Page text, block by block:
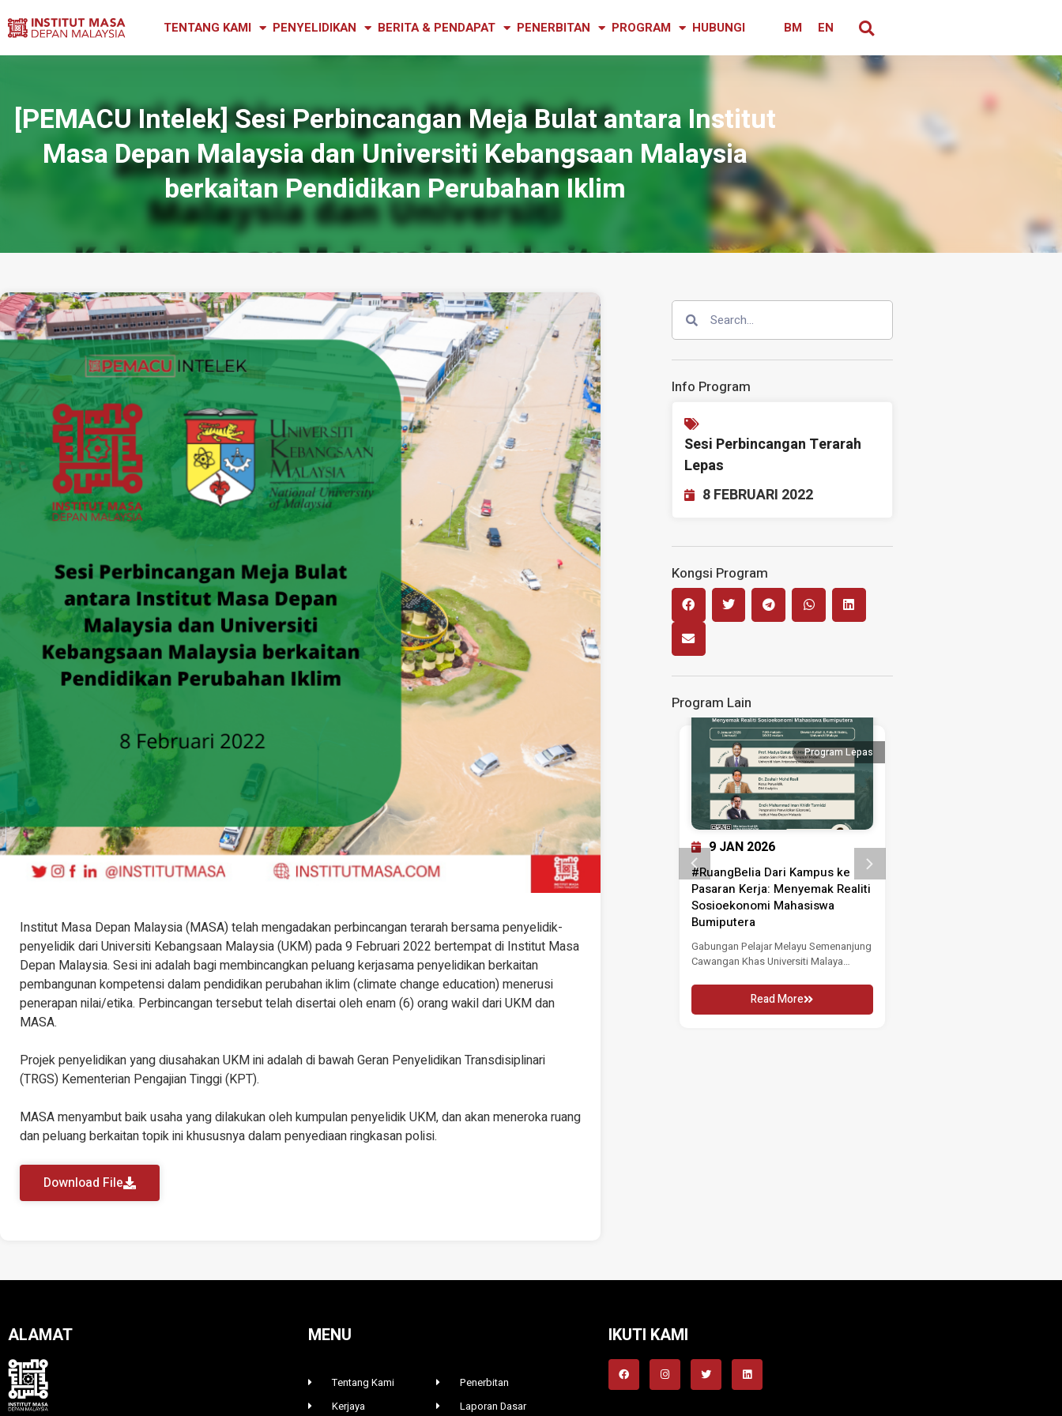
TENTANG KAMI PENYELIDIKAN BERITA & PENDAPAT PENERBITAN PROGRAM HUBUNGI BM EN
[PEMACU Intelek] Sesi Perbincangan Meja Bulat antara Institut
Masa Depan Malaysia dan Universiti Kebangsaan Malaysia
berkaitan Pendidikan Perubahan Iklim
Institut Masa Depan Malaysia (MASA) telah mengadakan perbincangan terarah bersama penyelidik-
penyelidik dari Universiti Kebangsaan Malaysia (UKM) pada 9 Februari 2022 bertempat di Institut Masa
Depan Malaysia. Sesi ini adalah bagi membincangkan peluang kerjasama penyelidikan berkaitan
pembangunan kompetensi dalam pendidikan perubahan iklim (climate change education) menerusi
penerapan nilai/etika. Perbincangan tersebut telah disertai oleh enam (6) orang wakil dari UKM dan
MASA.
Projek penyelidikan yang diusahakan UKM ini adalah di bawah Geran Penyelidikan Transdisiplinari
(TRGS) Kementerian Pengajian Tinggi (KPT).
MASA menyambut baik usaha yang dilakukan oleh kumpulan penyelidik UKM, dan akan meneroka ruang
dan peluang berkaitan topik ini khususnya dalam penyediaan ringkasan polisi.
Download File
Info Program
Sesi Perbincangan Terarah
Lepas
8 FEBRUARI 2022
Kongsi Program
Program Lain
11 JUL 2025
Program Lepas
#RuangBelia: Dari Tahu ke
Tindak – Lawan Rasuah!
dengan sukacitanya menjemput anda
ke sesi wacana #RuangBelia: Dari...
Read More
9 JAN 2026
Program Lepas
#RuangBelia Dari Kampus ke
Pasaran Kerja: Menyemak Realiti
Sosioekonomi Mahasiswa
Bumiputera
Gabungan Pelajar Melayu Semenanjung
Cawangan Khas Universiti Malaya
Read More
ALAMAT MENU
Tentang Kami
Kerjaya
Penerbitan
Laporan Dasar
IKUTI KAMI